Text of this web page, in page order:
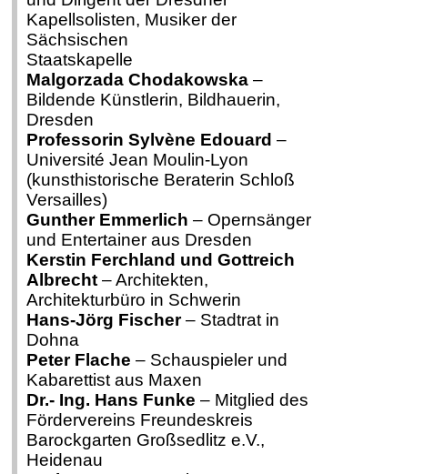
Kapellsolisten, Musiker der
Sächsischen
Staatskapelle
Malgorzada Chodakowska–
Bildende Künstlerin, Bildhauerin,
Dresden
Professorin Sylvène Edouard –
Université Jean Moulin-Lyon
(kunsthistorische Beraterin Schloß
Versailles)
Gunther Emmerlich – Opernsänger
und Entertainer aus Dresden
Kerstin Ferchland und Gottreich
Albrecht– Architekten,
Architekturbüro in Schwerin
Hans-Jörg Fischer– Stadtrat in
Dohna
Peter Flache – Schauspieler und
Kabarettist aus Maxen
Dr.- Ing. Hans Funke – Mitglied des
Fördervereins Freundeskreis
Barockgarten Großsedlitz e.V.,
Heidenau